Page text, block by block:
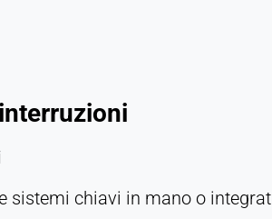
sistemi chiavi in mano o